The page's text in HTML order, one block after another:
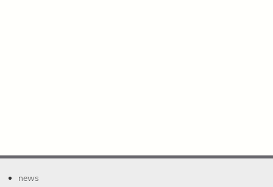
news